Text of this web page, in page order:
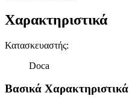
Χαρακτηριστικά
Κατασκευαστής:
Doca
Βασικά Χαρακτηριστικά